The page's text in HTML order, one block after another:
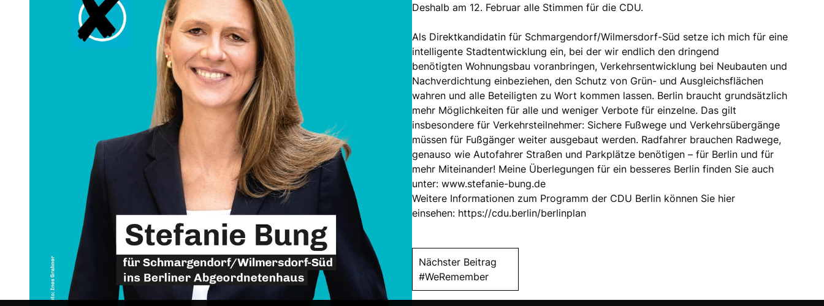
Deshalb am 12. Februar alle Stimmen für die CDU.
Als Direktkandidatin für Schmargendorf/Wilmersdorf-Süd setze ich mich für eine
intelligente Stadtentwicklung ein, bei der wir endlich den dringend
benötigten Wohnungsbau voranbringen, Verkehrsentwicklung bei Neubauten und
Nachverdichtung einbeziehen, den Schutz von Grün- und Ausgleichsflächen
wahren und alle Beteiligten zu Wort kommen lassen. Berlin braucht grundsätzlich
mehr Möglichkeiten für alle und weniger Verbote für einzelne. Das gilt
insbesondere für Verkehrsteilnehmer: Sichere Fußwege und Verkehrsübergänge
müssen für Fußgänger weiter ausgebaut werden. Radfahrer brauchen Radwege,
genauso wie Autofahrer Straßen und Parkplätze benötigen – für Berlin und für
mehr Miteinander! Meine Überlegungen für ein besseres Berlin finden Sie auch
unter: www.stefanie-bung.de
Weitere Informationen zum Programm der CDU Berlin können Sie hier
einsehen: https://cdu.berlin/berlinplan
Nächster Beitrag
#WeRemember